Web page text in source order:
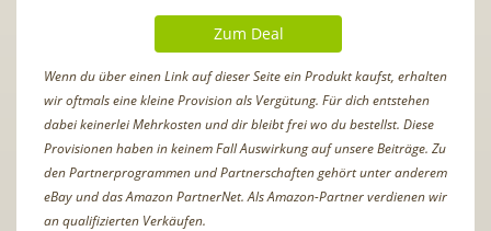
Zum Deal
Wenn du über einen Link auf dieser Seite ein Produkt kaufst, erhalten
wir oftmals eine kleine Provision als Vergütung. Für dich entstehen
dabei keinerlei Mehrkosten und dir bleibt frei wo du bestellst. Diese
Provisionen haben in keinem Fall Auswirkung auf unsere Beiträge. Zu
den Partnerprogrammen und Partnerschaften gehört unter anderem
eBay und das Amazon PartnerNet. Als Amazon-Partner verdienen wir
an qualifizierten Verkäufen.